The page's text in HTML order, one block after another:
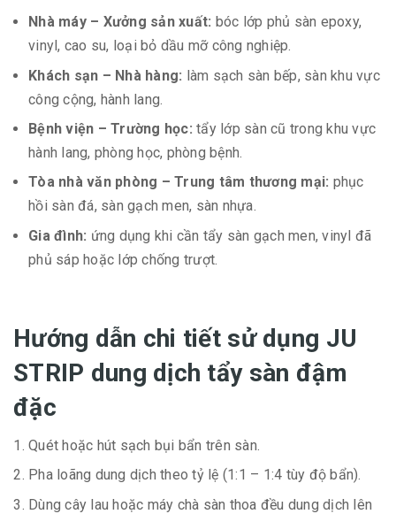
Nhà máy – Xưởng sản xuất: bóc lớp phủ sàn epoxy,
vinyl, cao su, loại bỏ dầu mỡ công nghiệp.
Khách sạn – Nhà hàng: làm sạch sàn bếp, sàn khu vực
công cộng, hành lang.
Bệnh viện – Trường học: tẩy lớp sàn cũ trong khu vực
hành lang, phòng học, phòng bệnh.
Tòa nhà văn phòng – Trung tâm thương mại: phục
hồi sàn đá, sàn gạch men, sàn nhựa.
Gia đình: ứng dụng khi cần tẩy sàn gạch men, vinyl đã
phủ sáp hoặc lớp chống trượt.
Hướng dẫn chi tiết sử dụng JU
STRIP dung dịch tẩy sàn đậm
đặc
Quét hoặc hút sạch bụi bẩn trên sàn.
Pha loãng dung dịch theo tỷ lệ (1:1 – 1:4 tùy độ bẩn).
Dùng cây lau hoặc máy chà sàn thoa đều dung dịch lên